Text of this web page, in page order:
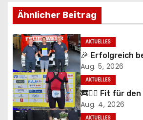
i
t
r
a
g
s
Ähnlicher Beitrag
AKTUELLES
🎉 Erfolgreich
Aug. 5, 2026
AKTUELLES
🚒🏃‍♂️ Fit für
Aug. 4, 2026
AKTUELLES